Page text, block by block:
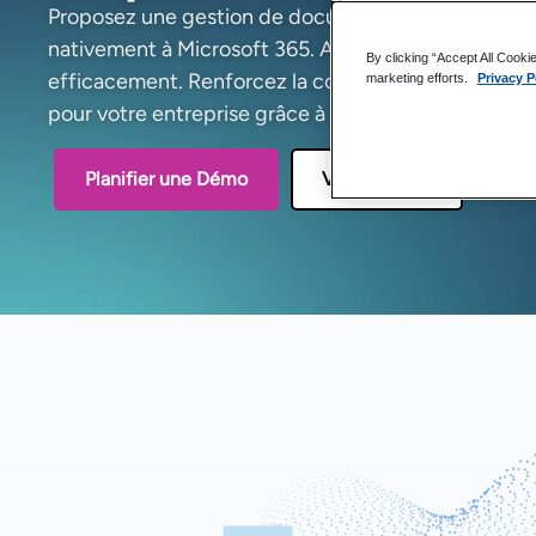
Proposez une gestion de documents sécurisée et
nativement à Microsoft 365. Aidez vos équipes à
efficacement. Renforcez la confiance et la valeur
pour votre entreprise grâce à une gestion de
Planifier une Démo Voir les tarifs
By clicking “Accept All
marketing efforts.
Privacy